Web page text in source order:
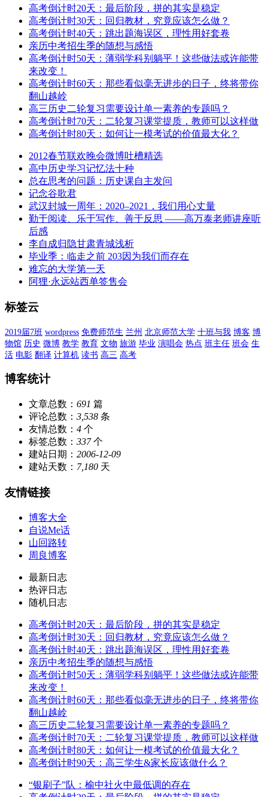
高考倒计时20天：最后阶段，拼的其实是稳定
高考倒计时30天：回归教材，究竟应该怎么做？
高考倒计时40天：跳出题海误区，理性用好套卷
亲历中考招生季的随想与感悟
高考倒计时50天：薄弱学科别躺平！这些做法或许能带
来改变！
高考倒计时60天：那些看似毫无进步的日子，终将带你
翻山越岭
高三历史二轮复习需要设计单一素养的专题吗？
高考倒计时70天：二轮复习课堂提质，教师可以这样做
高考倒计时80天：如何让一模考试的价值最大化？
2012春节联欢晚会微博吐槽精选
高中历史学习记忆法十种
总在思考的问题：历史课自主发问
记念谷歌君
武汉封城一周年：2020–2021，我们用心丈量
勤于阅读、乐于写作、善于反思 ——高万泰老师讲座听
后感
李自成归隐甘肃青城浅析
毕业季：临走之前 203因为我们而存在
难忘的大学第一天
阿狸·永远站西单签售会
标签云
2019届7班 wordpress 免费师范生 兰州 北京师范大学 十班与我 博客 博
物馆 历史 微博 教学 教育 文物 旅游 毕业 演唱会 热点 班主任 班会 生
活 电影 翻译 计算机 读书 高三 高考
博客统计
文章总数： 691 篇
评论总数： 3,538 条
友情总数： 4 个
标签总数： 337个
建站日期： 2006-12-09
建站天数： 7,180 天
友情链接
博客大全
自说Me话
山回路转
周良博客
最新日志
热评日志
随机日志
高考倒计时20天：最后阶段，拼的其实是稳定
高考倒计时30天：回归教材，究竟应该怎么做？
高考倒计时40天：跳出题海误区，理性用好套卷
亲历中考招生季的随想与感悟
高考倒计时50天：薄弱学科别躺平！这些做法或许能带
来改变！
高考倒计时60天：那些看似毫无进步的日子，终将带你
翻山越岭
高三历史二轮复习需要设计单一素养的专题吗？
高考倒计时70天：二轮复习课堂提质，教师可以这样做
高考倒计时80天：如何让一模考试的价值最大化？
高考倒计时90天：高三学生&家长应该做什么？
“银刷子”队：榆中社火中最低调的存在